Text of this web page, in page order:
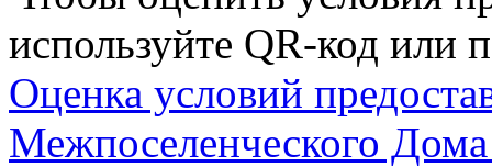
используйте QR-код или
Оценка условий
Межпоселенческого